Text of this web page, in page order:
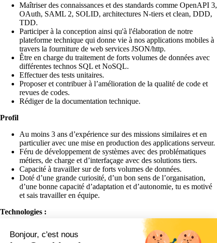
Bonjour, c'est nous
Maîtriser des connaissances et des standards comme OpenAPI 3,
OAuth, SAML 2, SOLID, architectures N-tiers et clean, DDD,
TDD.
Participer à la conception ainsi qu'à l'élaboration de notre
plateforme technique qui donne vie à nos applications mobiles à
travers la fourniture de web services JSON/http.
Être en charge du traitement de forts volumes de données avec
différentes technos SQL et NoSQL.
Effectuer des tests unitaires.
Proposer et contribuer à l’amélioration de la qualité de code et
revues de codes.
Rédiger de la documentation technique.
Profil
Au moins 3 ans d’expérience sur des missions similaires et en
particulier avec une mise en production des applications serveur.
Féru de développement de systèmes avec des problématiques
métiers, de charge et d’interfaçage avec des solutions tiers.
Capacité à travailler sur de forts volumes de données.
Doté d’une grande curiosité, d’un bon sens de l’organisation,
d’une bonne capacité d’adaptation et d’autonomie, tu es motivé
et sais travailler en équipe.
Technologies :
Slim / Laravel